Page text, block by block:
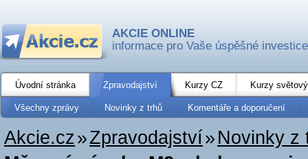
AKCIE ONLINE
informace pro Vaše úspěšné investice
Úvodní stránka Zpravodajství Kurzy CZ Kurzy
Všechny zprávy Novinky z trhů Komentáře a doporučení
Akcie.cz»Zpravodajství» Novinky z